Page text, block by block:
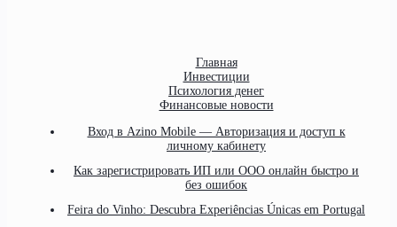
Главная
Инвестиции
Психология денег
Финансовые новости
Вход в Azino Mobile — Авторизация и доступ к
личному кабинету
Как зарегистрировать ИП или ООО онлайн быстро и
без ошибок
Feira do Vinho: Descubra Experiências Únicas em Portugal